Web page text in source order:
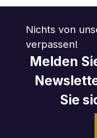
Nichts von
verpassen!
Melden
Sie